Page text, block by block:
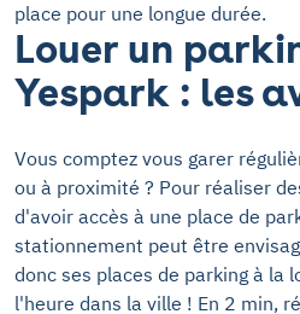
place pour une longue durée.
Louer un
Yespark : les
Vous comptez vous garer
ou à proximité ? Pour réaliser
d'avoir accès à une place de
stationnement peut être
donc ses places de parking à la
l'heure dans la ville ! En 2 min,